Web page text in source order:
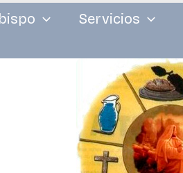
Servicios